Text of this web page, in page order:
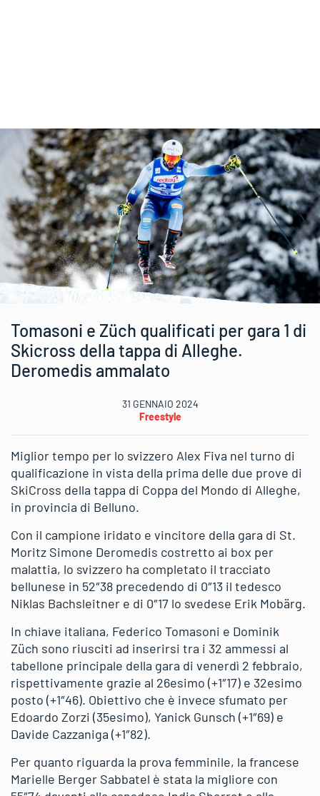
Tomasoni e Züch qualificati per gara 1 di
Skicross della tappa di Alleghe.
Deromedis ammalato
31 GENNAIO 2024
Freestyle
Miglior tempo per lo svizzero Alex Fiva nel turno di
qualificazione in vista della prima delle due prove di
SkiCross della tappa di Coppa del Mondo di Alleghe,
in provincia di Belluno.
Con il campione iridato e vincitore della gara di St.
Moritz Simone Deromedis costretto ai box per
malattia, lo svizzero ha completato il tracciato
bellunese in 52″38 precedendo di 0″13 il tedesco
Niklas Bachsleitner e di 0″17 lo svedese Erik Mobärg.
In chiave italiana, Federico Tomasoni e Dominik
Züch sono riusciti ad inserirsi tra i 32 ammessi al
tabellone principale della gara di venerdì 2 febbraio,
rispettivamente grazie al 26esimo (+1″17) e 32esimo
posto (+1″46). Obiettivo che è invece sfumato per
Edoardo Zorzi (35esimo), Yanick Gunsch (+1″69) e
Davide Cazzaniga (+1″82).
Per quanto riguarda la prova femminile, la francese
Marielle Berger Sabbatel è stata la migliore con